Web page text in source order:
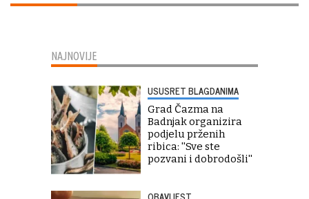
NAJNOVIJE
USUSRET BLAGDANIMA
Grad Čazma na
Badnjak organizira
podjelu prženih
ribica: ''Sve ste
pozvani i dobrodošli''